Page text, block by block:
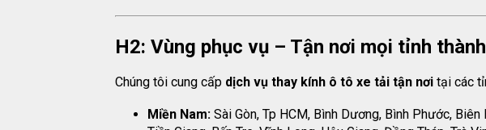
H2: Vùng phục vụ – Tận nơi mọi tỉnh thành
Chúng tôi cung cấp dịch vụ thay kính ô tô xe tải tận nơi tại các
Miền Nam: Sài Gòn, Tp HCM, Bình Dương, Bình Phước,